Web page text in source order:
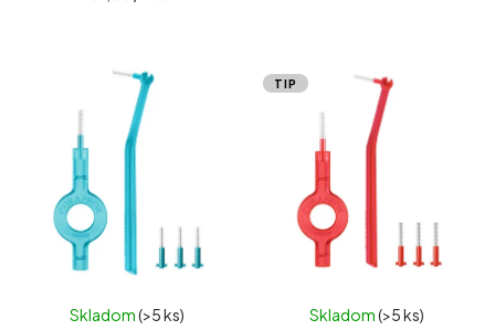
Skladom(>5 ks)
TIP
Skladom(>5 ks)